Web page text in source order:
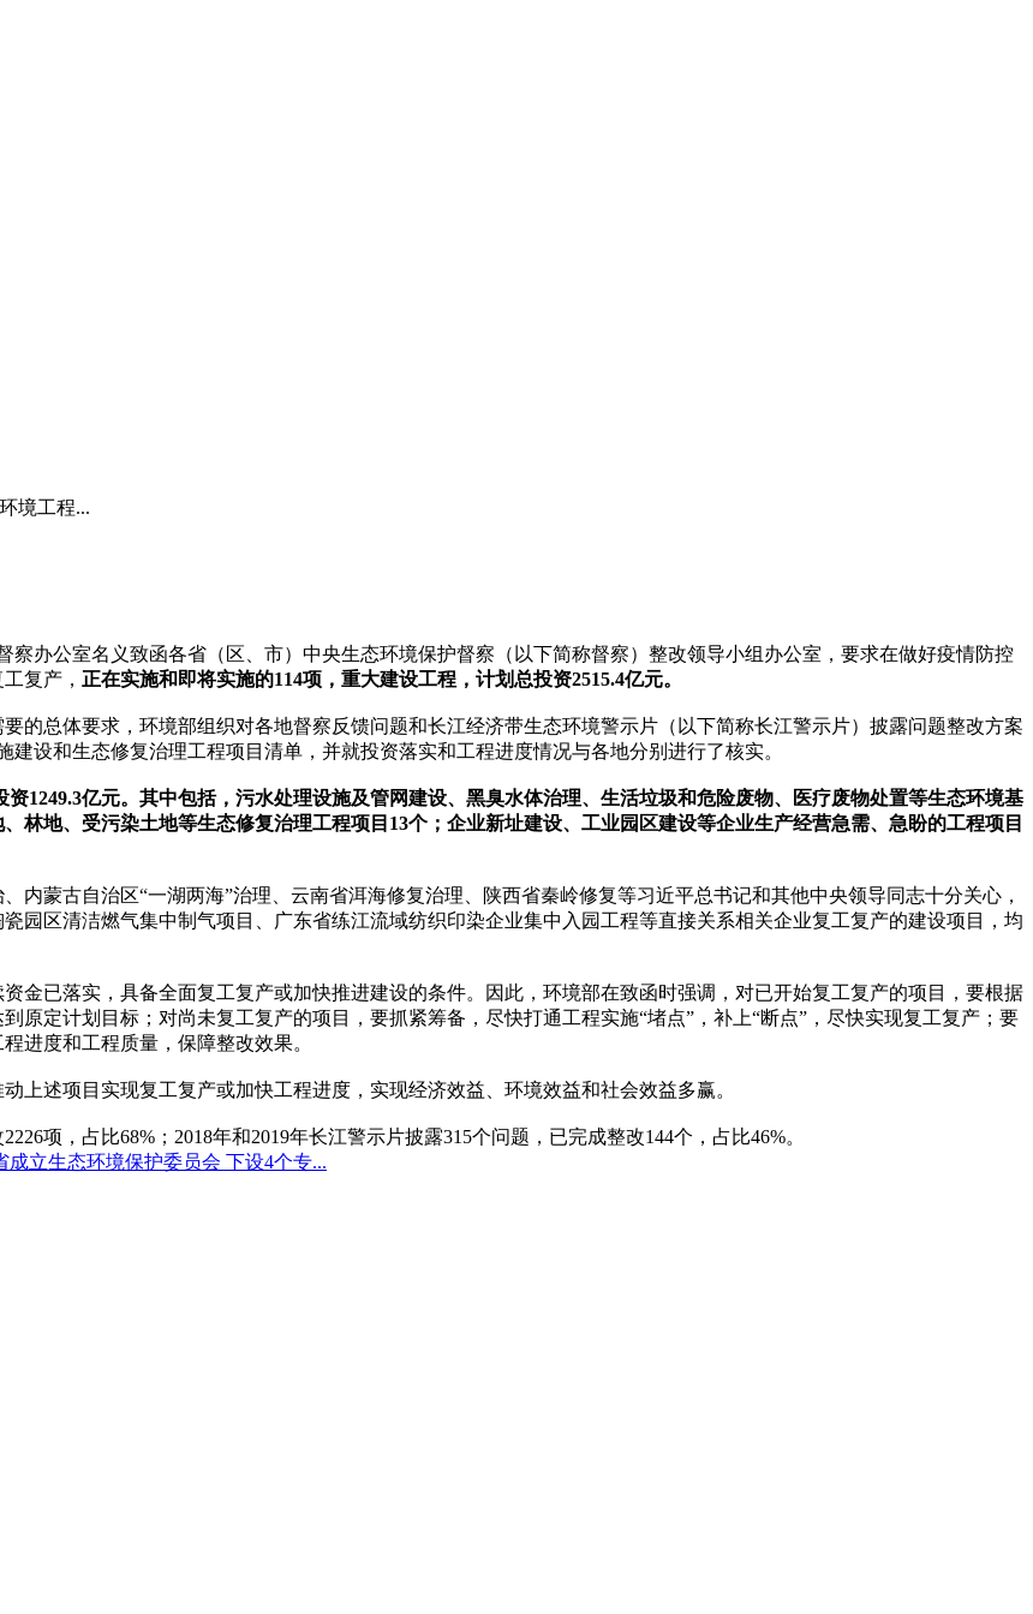
境工程...
办公室名义致函各省（区、市）中央生态环境保护督察（以下简称督察）整改领导小组办公室，要求在做好疫情防控
复产， 正在实施和即将实施的114项，重大建设工程，计划总投资2515.4亿元。
的总体要求，环境部组织对各地督察反馈问题和长江经济带生态环境警示片（以下简称长江警示片）披露问题整改方案
设和生态修复治理工程项目清单，并就投资落实和工程进度情况与各地分别进行了核实。
1249.3亿元。其中包括，污水处理设施及管网建设、黑臭水体治理、生活垃圾和危险废物、医疗废物处置等生态环境基
林地、受污染土地等生态修复治理工程项目13个；企业新址建设、工业园区建设等企业生产经营急需、急盼的工程项目
内蒙古自治区“一湖两海”治理、云南省洱海修复治理、陕西省秦岭修复等习近平总书记和其他中央领导同志十分关心，
园区清洁燃气集中制气项目、广东省练江流域纺织印染企业集中入园工程等直接关系相关企业复工复产的建设项目，均
金已落实，具备全面复工复产或加快推进建设的条件。因此，环境部在致函时强调，对已开始复工复产的项目，要根据
原定计划目标；对尚未复工复产的项目，要抓紧筹备，尽快打通工程实施“堵点”，补上“断点”，尽快实现复工复产；要
进度和工程质量，保障整改效果。
上述项目实现复工复产或加快工程进度，实现经济效益、环境效益和社会效益多赢。
项，占比68%；2018年和2019年长江警示片披露315个问题，已完成整改144个，占比46%。
成立生态环境保护委员会 下设4个专...